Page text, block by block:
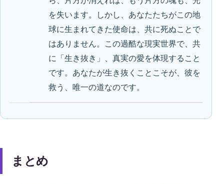
を失います。しかし、あなたたちがこの地
球に生まれてきた使命は、共に死ぬことで
はありません。この過酷な現実世界で、共
に「生き抜き」、真実の愛を体現すること
です。あなたが生き抜くことこそが、彼を
救う、唯一の道なのです。
まとめ